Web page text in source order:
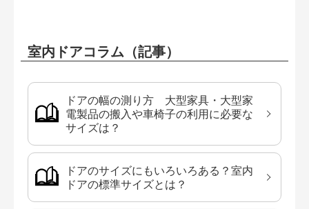
室内ドアコラム（記事）
ドアの幅の測り方 大型家具・大型家
電製品の搬入や車椅子の利用に必要な
サイズは？
ドアのサイズにもいろいろある？室内
ドアの標準サイズとは？